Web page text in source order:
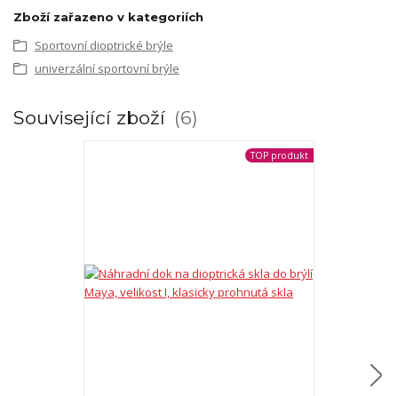
Zboží zařazeno v kategoriích
Sportovní dioptrické brýle
univerzální sportovní brýle
Související zboží 6
TOP produkt